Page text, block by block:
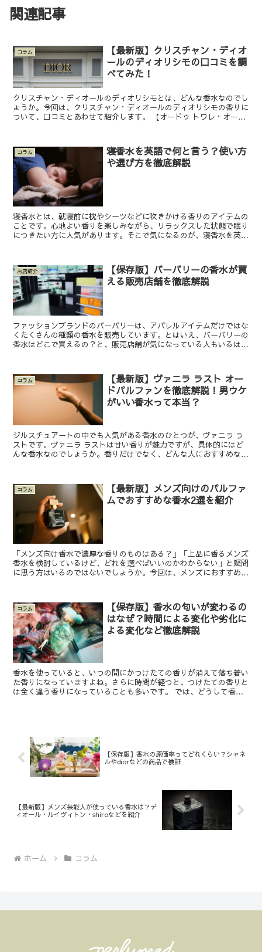
関連記事
コラム
【最新版】クリスチャン・ディオ
ールのディオリシモの口コミを調
べてみた！
クリスチャン・ディオールのディオリシモとは、どんな香水なのでし
ょうか。今回は、クリスチャン・ディオールのディオリシモの香りに
ついて、口コミとあわせて紹介します。 【オードゥ トワレ・オード
コラム
寝香水を英語で何と言う？使い方
や選び方を徹底解説
寝香水とは、就寝前に枕やシーツなどに吹きかける香りのアイテムの
ことです。心地よい香りを楽しみながら、リラックスした状態で眠り
につきたい方に人気があります。そこで気になるのが、寝香水を英語
お店紹介
【保存版】バーバリーの香水が買
える販売店舗を徹底解説
ファッションブランドのバーバリーは、アパレルアイテムだけではな
くたくさんの種類の香水を販売しています。とはいえ、バーバリーの
香水はどこで買えるの？と、販売店舗が気になっている人もいるは
コラム
【最新版】ヴァニラ ラスト オー
ドパルファンを徹底解説！男ウケ
がいい香水って本当？
ジルスチュアートの中でも人気がある香水のひとつが、ヴァニラ ラ
ストです。ヴァニラ ラストは甘い香りが魅力ですが、具体的にはど
んな香水なのでしょうか。香りだけでなく、どんな人におすすめなの
コラム
【最新版】メンズ向けのパルファ
ムでおすすめな香水2選を紹介
「メンズ向け香水で濃厚な香りのものはある？」「上品に香るメンズ
香水を検討しているけど、どれを選べばいいのかわからない」と疑問
に思う方はいるのではないでしょうか。今回は、メンズにおすすめの
コラム
【保存版】香水の匂いが変わるの
はなぜ？時間による変化や劣化に
よる変化など徹底解説
香水を使っていると、いつの間にかつけたての香りが消えて落ち着い
た香りになっていますよね。さらに時間が経つと、つけたての香りと
は全く違う香りになっていることも多いです。 では、どうして香水
【保存版】香水の原価率ってどれくらい？シャネ
ルやdiorなどの商品で検証
【最新版】メンズ芸能人が使っている香水は？デ
ィオール・ルイヴィトン・shiroなどを紹介
ホーム コラム